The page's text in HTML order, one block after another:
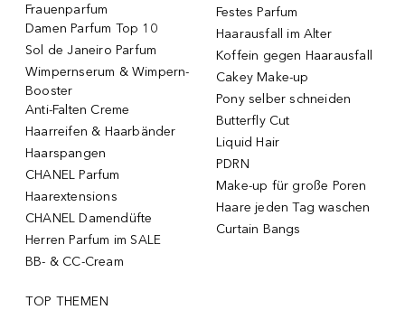
Frauenparfum
Damen Parfum Top 10
Sol de Janeiro Parfum
Wimpernserum & Wimpern-
Booster
Anti-Falten Creme
Haarreifen & Haarbänder
Haarspangen
CHANEL Parfum
Haarextensions
CHANEL Damendüfte
Herren Parfum im SALE
BB- & CC-Cream
Festes Parfum
Haarausfall im Alter
Koffein gegen Haarausfall
Cakey Make-up
Pony selber schneiden
Butterfly Cut
Liquid Hair
PDRN
Make-up für große Poren
Haare jeden Tag waschen
Curtain Bangs
TOP THEMEN